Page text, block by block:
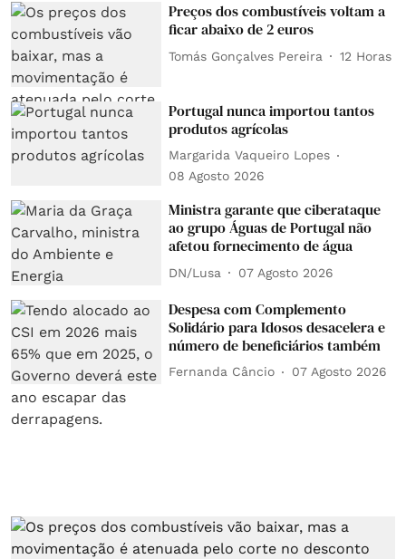
Preços dos combustíveis voltam a
ficar abaixo de 2 euros
Tomás Gonçalves Pereira 12 Horas
Portugal nunca importou tantos
produtos agrícolas
Margarida Vaqueiro Lopes
08 Agosto 2026
Ministra garante que ciberataque
ao grupo Águas de Portugal não
afetou fornecimento de água
DN/Lusa 07 Agosto 2026
Despesa com Complemento
Solidário para Idosos desacelera e
número de beneficiários também
Fernanda Câncio 07 Agosto 2026